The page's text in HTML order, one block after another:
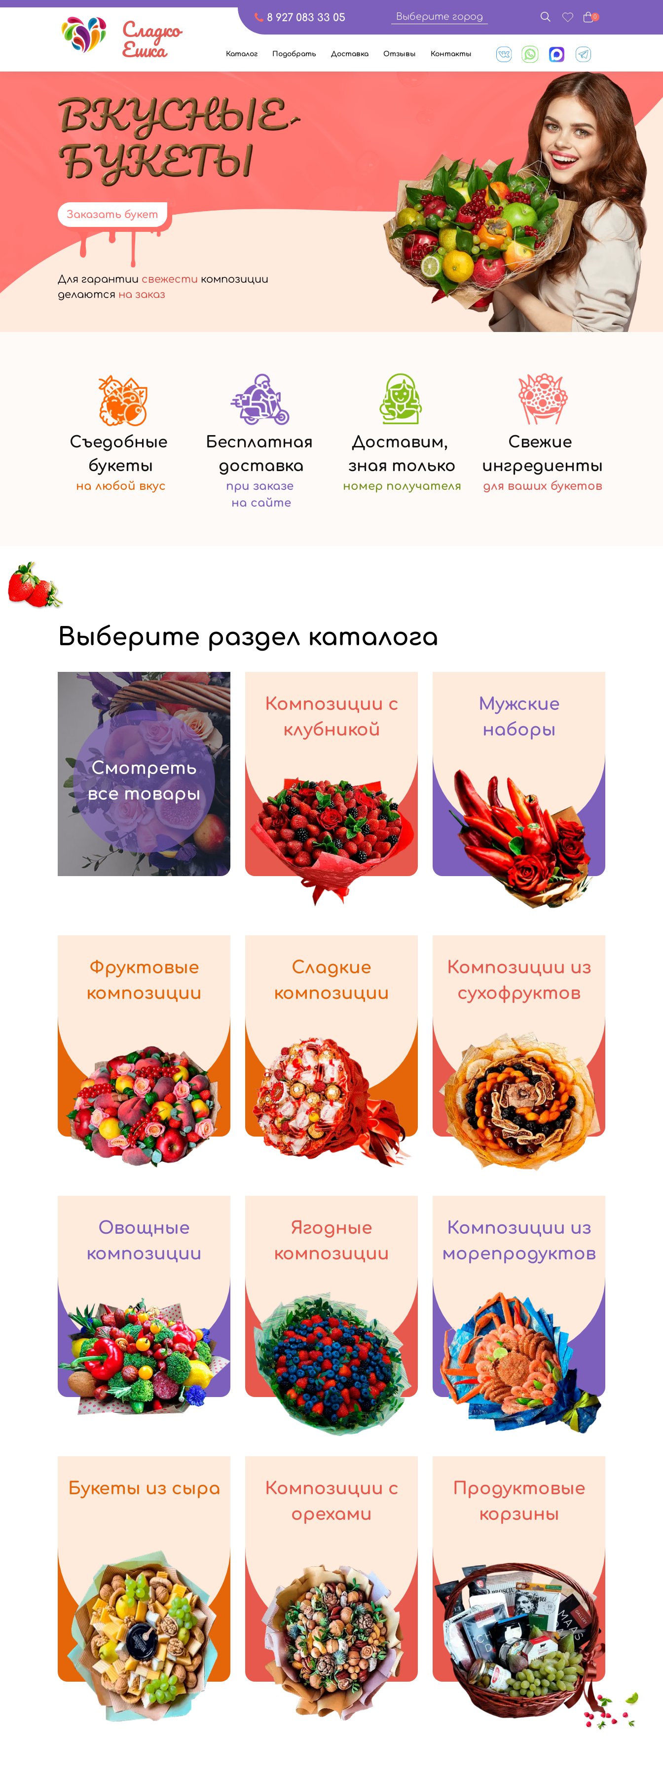
8 927 083 33 05 Выберите город 0
Сладко
Ешка Каталог Подобрать Доставка Отзывы Контакты
Заказать букет
Для гарантии свежести композиции
делаются на заказ
Съедобные
букеты
на любой вкус
Бесплатная
доставка
при заказе
на сайте
Доставим,
зная только
номер получателя
Свежие
ингредиенты
для ваших букетов
Выберите раздел каталога
Смотреть
все товары
Композиции с
клубникой
Мужские
наборы
Фруктовые
композиции
Сладкие
композиции
Композиции из
сухофруктов
Овощные
композиции
Ягодные
композиции
Композиции из
морепродуктов
Букеты из сыра
Композиции с
орехами
Продуктовые
корзины